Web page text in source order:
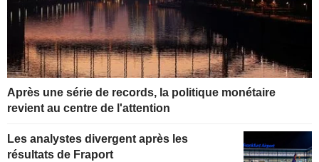
Après une série de records, la politique monétaire
revient au centre de l'attention
Les analystes divergent après les
résultats de Fraport